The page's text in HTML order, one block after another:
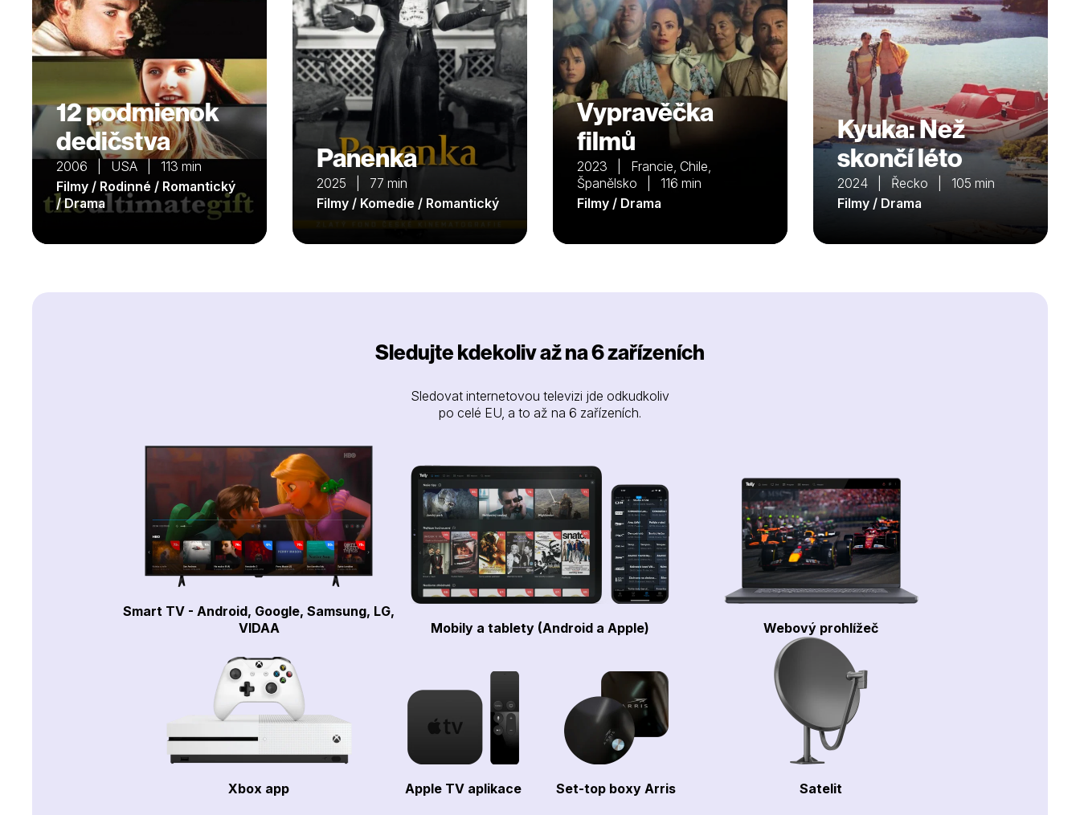
12 podmienok
dedičstva
2006 | USA | 113 min
Filmy / Rodinné / Romantický
/ Drama
Panenka
2025 | 77 min
Filmy / Komedie / Romantický
Vypravěčka
filmů
2023 | Francie, Chile,
Španělsko | 116 min
Filmy / Drama
Kyuka: Než
skončí léto
2024 | Řecko | 105 min
Filmy / Drama
Sledujte kdekoliv až na 6 zařízeních
Sledovat internetovou televizi jde odkudkoliv
po celé EU, a to až na 6 zařízeních.
Smart TV - Android, Google, Samsung, LG,
VIDAA
Mobily a tablety (Android a Apple) Webový prohlížeč
Xbox app Apple TV aplikace Set-top boxy Arris Satelit